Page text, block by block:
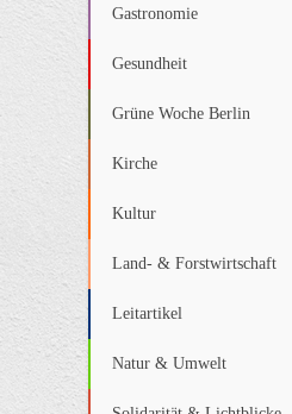
Gastronomie
Gesundheit
Grüne Woche Berlin
Kirche
Kultur
Land- & Forstwirtschaft
Leitartikel
Natur & Umwelt